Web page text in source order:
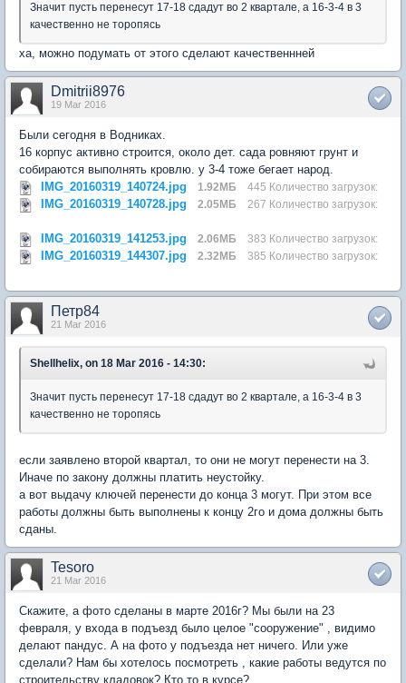
Значит пусть перенесут 17-18 сдадут во 2 квартале, а 16-3-4 в 3
качественно не торопясь
ха, можно подумать от этого сделают качественнней
Dmitrii8976
19 Mar 2016
Были сегодня в Водниках.
16 корпус активно строится, около дет. сада ровняют грунт и
собираются выполнять кровлю. у 3-4 тоже бегает народ.
IMG_20160319_140724.jpg
1.92МБ 445 Количество загрузок:
IMG_20160319_140728.jpg 2.05МБ 267 Количество загрузок:
IMG_20160319_141253.jpg 2.06МБ 383 Количество загрузок:
IMG_20160319_144307.jpg 2.32МБ 385 Количество загрузок:
Петр84
21 Mar 2016
Shellhelix, on 18 Mar 2016 - 14:30:
Значит пусть перенесут 17-18 сдадут во 2 квартале, а 16-3-4 в 3
качественно не торопясь
если заявлено второй квартал, то они не могут перенести на 3.
Иначе по закону должны платить неустойку.
а вот выдачу ключей перенести до конца 3 могут. При этом все
работы должны быть выполнены к концу 2го и дома должны быть
сданы.
Tesoro
21 Mar 2016
Скажите, а фото сделаны в марте 2016г? Мы были на 23
февраля, у входа в подъезд было целое "сооружение" , видимо
делают пандус. А на фото у подъезда нет ничего. Или уже
сделали? Нам бы хотелось посмотреть , какие работы ведутся по
строительству кладовок? Кто то в курсе?